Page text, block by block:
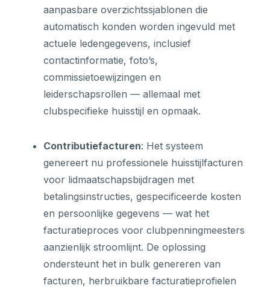
aanpasbare overzichtssjablonen die
automatisch konden worden ingevuld met
actuele ledengegevens, inclusief
contactinformatie, foto’s,
commissietoewijzingen en
leiderschapsrollen — allemaal met
clubspecifieke huisstijl en opmaak.
Contributiefacturen: Het systeem
genereert nu professionele huisstijlfacturen
voor lidmaatschapsbijdragen met
betalingsinstructies, gespecificeerde kosten
en persoonlijke gegevens — wat het
facturatieproces voor clubpenningmeesters
aanzienlijk stroomlijnt. De oplossing
ondersteunt het in bulk genereren van
facturen, herbruikbare facturatieprofielen